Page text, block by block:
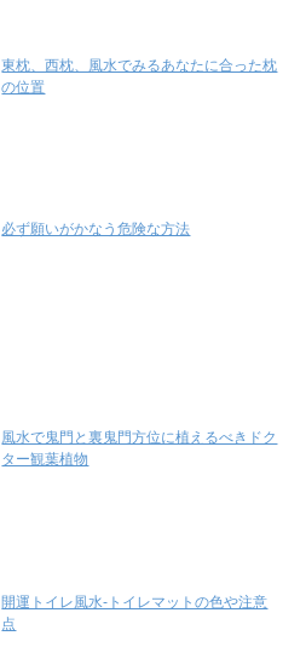
東枕、西枕、風水でみるあなたに合った枕
の位置
必ず願いがかなう危険な方法
風水で鬼門と裏鬼門方位に植えるべきドク
ター観葉植物
開運トイレ風水-トイレマットの色や注意
点